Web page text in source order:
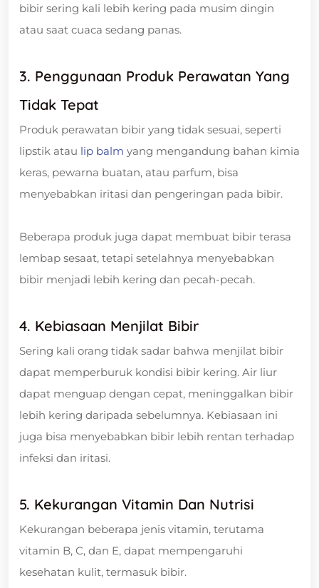
bibir sering kali lebih kering pada musim dingin
atau saat cuaca sedang panas.
3. Penggunaan Produk Perawatan Yang
Tidak Tepat
Produk perawatan bibir yang tidak sesuai, seperti
lipstik atau lip balm yang mengandung bahan kimia
keras, pewarna buatan, atau parfum, bisa
menyebabkan iritasi dan pengeringan pada bibir.
Beberapa produk juga dapat membuat bibir terasa
lembap sesaat, tetapi setelahnya menyebabkan
bibir menjadi lebih kering dan pecah-pecah.
4. Kebiasaan Menjilat Bibir
Sering kali orang tidak sadar bahwa menjilat bibir
dapat memperburuk kondisi bibir kering. Air liur
dapat menguap dengan cepat, meninggalkan bibir
lebih kering daripada sebelumnya. Kebiasaan ini
juga bisa menyebabkan bibir lebih rentan terhadap
infeksi dan iritasi.
5. Kekurangan Vitamin Dan Nutrisi
Kekurangan beberapa jenis vitamin, terutama
vitamin B, C, dan E, dapat mempengaruhi
kesehatan kulit, termasuk bibir.